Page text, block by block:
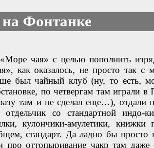
Фонтанке
«Море чая» с целью пополнить
как оказалось, не просто так с
был чайный клуб (ну, то есть,
по четвергам там играли в
там и не сделал еще…), отдали
отдельчик со стандартной индо-
кулончики-амулетики,
стандарт. Да ладно бы просто
про оттопыривание чакр там